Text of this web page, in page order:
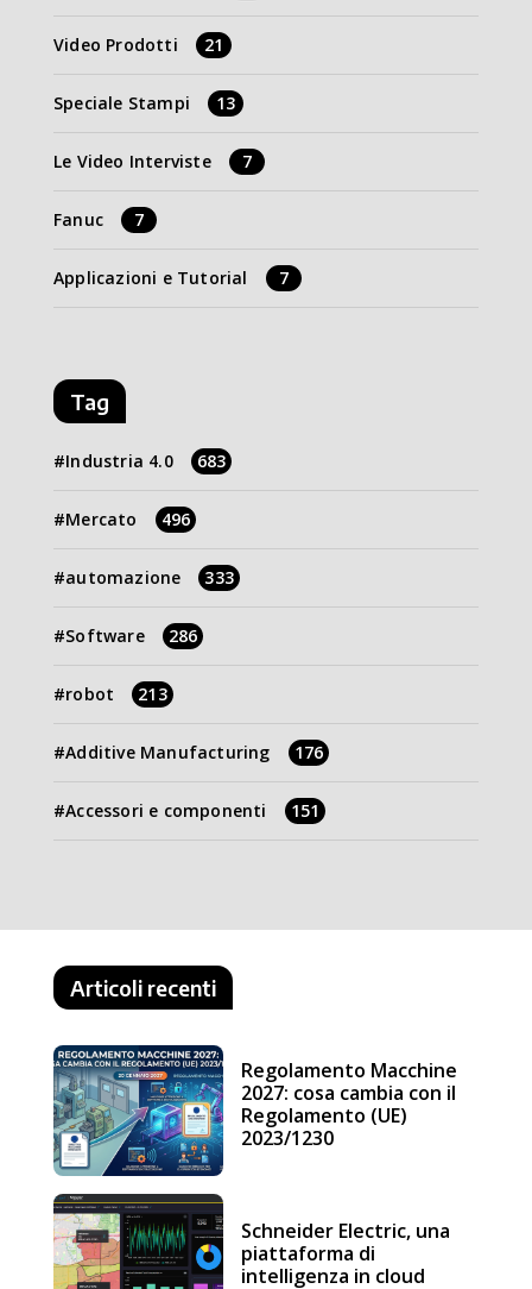
Video Prodotti 21
Speciale Stampi 13
Le Video Interviste 7
Fanuc 7
Applicazioni e Tutorial 7
Tag
Industria 4.0 683
Mercato 496
automazione 333
Software 286
robot 213
Additive Manufacturing 176
Accessori e componenti 151
Articoli recenti
Regolamento Macchine
2027: cosa cambia con il
Regolamento (UE)
2023/1230
Schneider Electric, una
piattaforma di
intelligenza in cloud